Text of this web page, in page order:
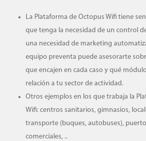
La Plataforma de Octopus Wifi tiene
que tenga la necesidad de un control
una necesidad de marketing
equipo preventa puede asesorarte
que encajen en cada caso y qué
relación a tu sector de actividad.
Otros ejemplos en los que trabaja la
Wifi: centros sanitarios, gimnasios,
transporte (buques, autobuses),
comerciales, ..